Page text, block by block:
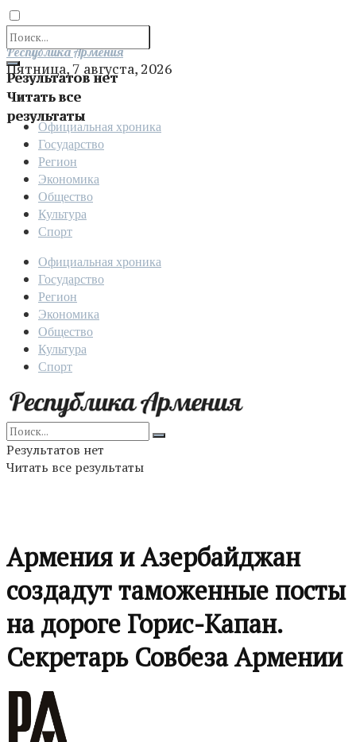
Результатов нет
Читать все
результаты
Отправить
Республика Армения
Пятница, 7 августа, 2026
Официальная хроника
Государство
Регион
Экономика
Общество
Культура
Спорт
Официальная хроника
Государство
Регион
Экономика
Общество
Культура
Спорт
Результатов нет
Читать все результаты
Армения и Азербайджан
создадут таможенные посты
на дороге Горис-Капан.
Секретарь Совбеза Армении